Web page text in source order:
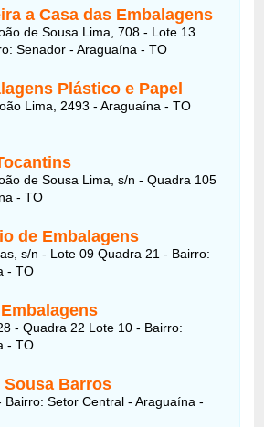
a Casa das Embalagens
de Sousa Lima, 708 - Lote 13
Senador - Araguaína - TO
Plástico e Papel
Lima, 2493 - Araguaína - TO
de Sousa Lima, s/n - Quadra 105
- TO
de Embalagens
s/n - Lote 09 Quadra 21 - Bairro:
- TO
- Quadra 22 Lote 10 - Bairro:
- TO
Barros
Bairro: Setor Central - Araguaína -